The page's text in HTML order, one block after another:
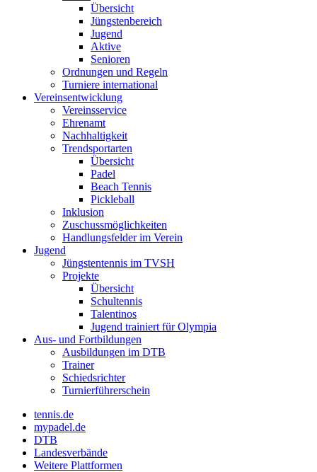
Übersicht
Jüngstenbereich
Jugend
Aktive
Senioren
Ordnungen und Regeln
Turniere international
Vereinsentwicklung
Vereinsservice
Ehrenamt
Nachhaltigkeit
Trendsportarten
Übersicht
Padel
Beach Tennis
Pickleball
Inklusion
Zuschussmöglichkeiten
Handlungsfelder im Verein
Jugend
Jüngstentennis im TVSH
Projekte
Übersicht
Schultennis
Talentinos
Jugend trainiert für Olympia
Aus- und Fortbildungen
Ausbildungen im DTB
Trainer
Schiedsrichter
Turnierführerschein
tennis.de
mypadel.de
DTB
Landesverbände
Weitere Plattformen